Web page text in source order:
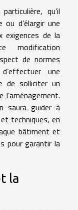
qu’il
ou d’élargir une
exigences de la
modification
de normes
une
de solliciter un
saura guider à
techniques, en
bâtiment et
pour garantir la
la